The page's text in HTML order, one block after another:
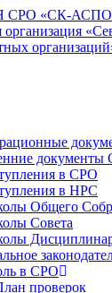
документы
в СРО
в НРС
Общего
Совета
в СРО
проверок